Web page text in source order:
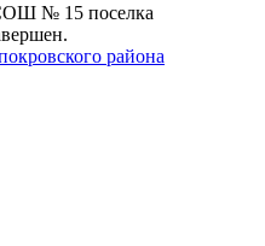
№ 15 поселка
района